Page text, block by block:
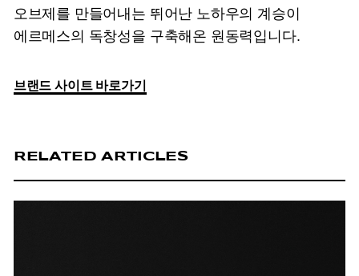
오브제를 만들어내는 뛰어난 노하우의 계승이
에르메스의 독창성을 구축해온 원동력입니다.
브랜드 사이트 바로가기
RELATED ARTICLES